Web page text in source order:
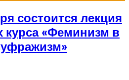
состоится лекция
курса «Феминизм в